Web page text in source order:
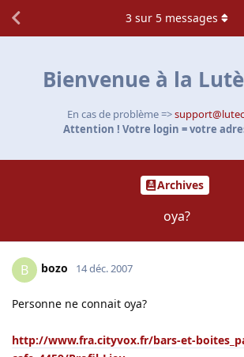
Bienvenue à la
En cas de problème =>
Attention ! Votre login = votre
Archives
oya?
3 sur 5 messages
B bozo 14 déc. 2007
Personne ne connait oya?
http://www.fra.cityvox.fr/bars-et-